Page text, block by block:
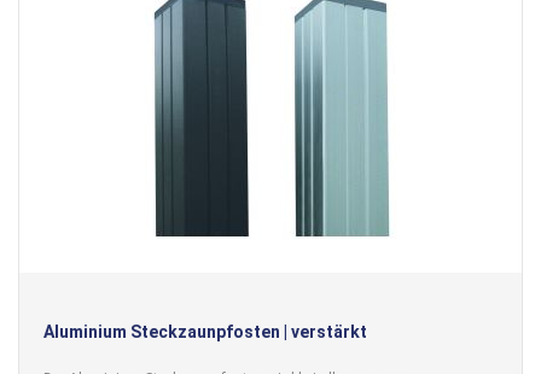
Aluminium Steckzaunpfosten | verstärkt